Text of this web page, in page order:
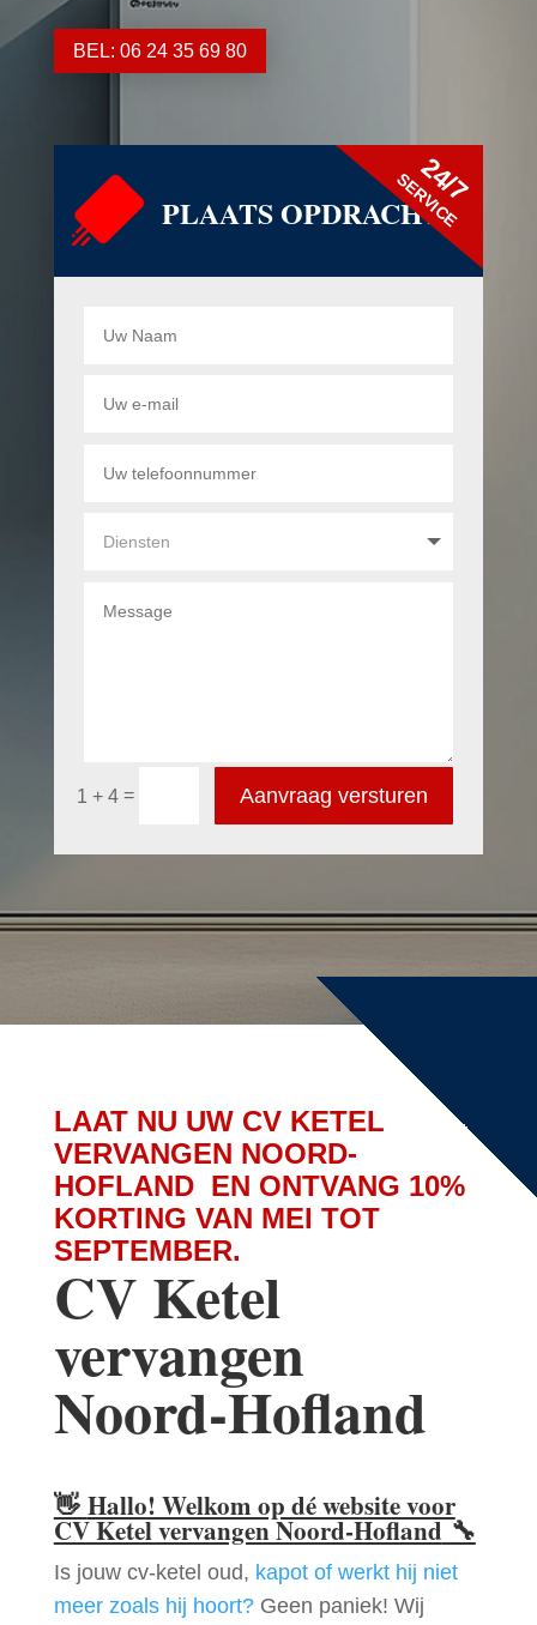
BEL: 06 24 35 69 80
PLAATS OPDRACHT
24/7
SERVICE
1 + 4= Aanvraag versturen
LAAT NU UW CV KETEL
VERVANGEN NOORD-
HOFLAND EN ONTVANG 10%
KORTING VAN MEI TOT
SEPTEMBER.
CV Ketel
vervangen
Noord-Hofland
👋 Hallo! Welkom op dé website voor
CV Ketel vervangen Noord-Hofland🔧
Is jouw cv-ketel oud, kapot of werkt hij niet
meer zoals hij hoort?Geen paniek! Wij